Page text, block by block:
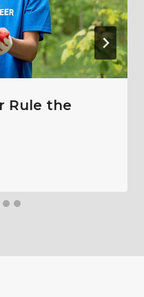
Rule the